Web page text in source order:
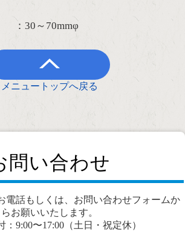
：30～70mmφ
メニュートップへ戻る
問い合わせ
電話もしくは、お問い合わせフォームか
らお願いいたします。
：9:00〜17:00（土日・祝定休）